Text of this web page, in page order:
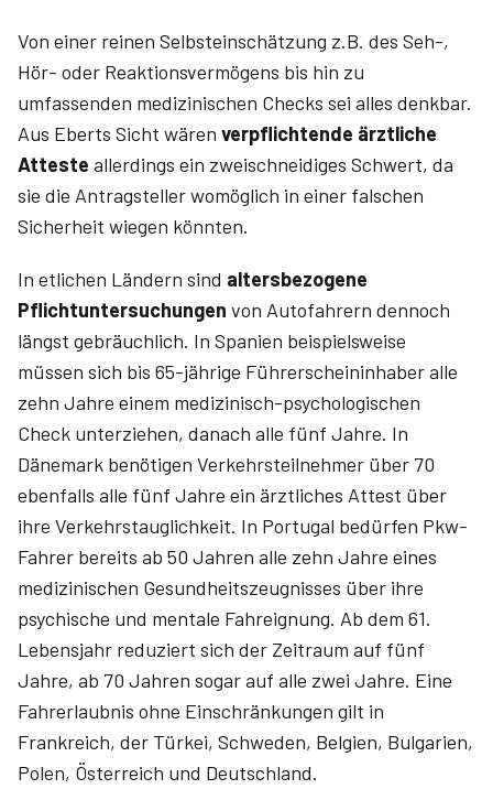
Von einer reinen Selbsteinschätzung z.B. des Seh-,
Hör- oder Reaktionsvermögens bis hin zu
umfassenden medizinischen Checks sei alles denkbar.
Aus Eberts Sicht wären verpflichtende ärztliche
Atteste allerdings ein zweischneidiges Schwert, da
sie die Antragsteller womöglich in einer falschen
Sicherheit wiegen könnten.
In etlichen Ländern sind altersbezogene
Pflichtuntersuchungen von Autofahrern dennoch
längst gebräuchlich. In Spanien beispielsweise
müssen sich bis 65-jährige Führerscheininhaber alle
zehn Jahre einem medizinisch-psychologischen
Check unterziehen, danach alle fünf Jahre. In
Dänemark benötigen Verkehrsteilnehmer über 70
ebenfalls alle fünf Jahre ein ärztliches Attest über
ihre Verkehrstauglichkeit. In Portugal bedürfen Pkw-
Fahrer bereits ab 50 Jahren alle zehn Jahre eines
medizinischen Gesundheitszeugnisses über ihre
psychische und mentale Fahreignung. Ab dem 61.
Lebensjahr reduziert sich der Zeitraum auf fünf
Jahre, ab 70 Jahren sogar auf alle zwei Jahre. Eine
Fahrerlaubnis ohne Einschränkungen gilt in
Frankreich, der Türkei, Schweden, Belgien, Bulgarien,
Polen, Österreich und Deutschland.